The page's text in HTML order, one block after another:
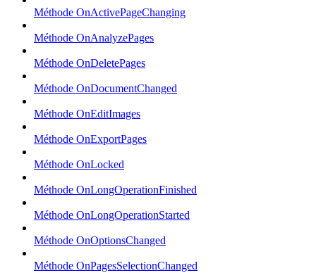
Méthode OnActivePageChanging
Méthode OnAnalyzePages
Méthode OnDeletePages
Méthode OnDocumentChanged
Méthode OnEditImages
Méthode OnExportPages
Méthode OnLocked
Méthode OnLongOperationFinished
Méthode OnLongOperationStarted
Méthode OnOptionsChanged
Méthode OnPagesSelectionChanged